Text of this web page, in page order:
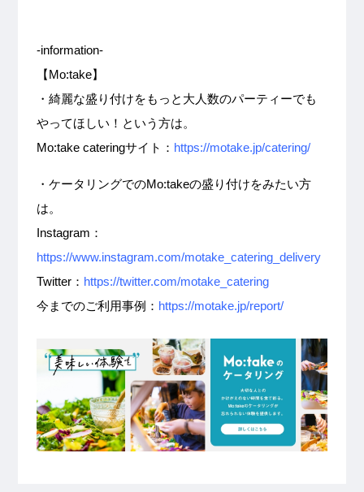
-information-
【Mo:take】
・綺麗な盛り付けをもっと大人数のパーティーでも
やってほしい！という方は。
Mo:take cateringサイト： https://motake.jp/catering/
・ケータリングでのMo:takeの盛り付けをみたい方
は。
Instagram：
https://www.instagram.com/motake_catering_delivery
Twitter： https://twitter.com/motake_catering
今までのご利用事例： https://motake.jp/report/